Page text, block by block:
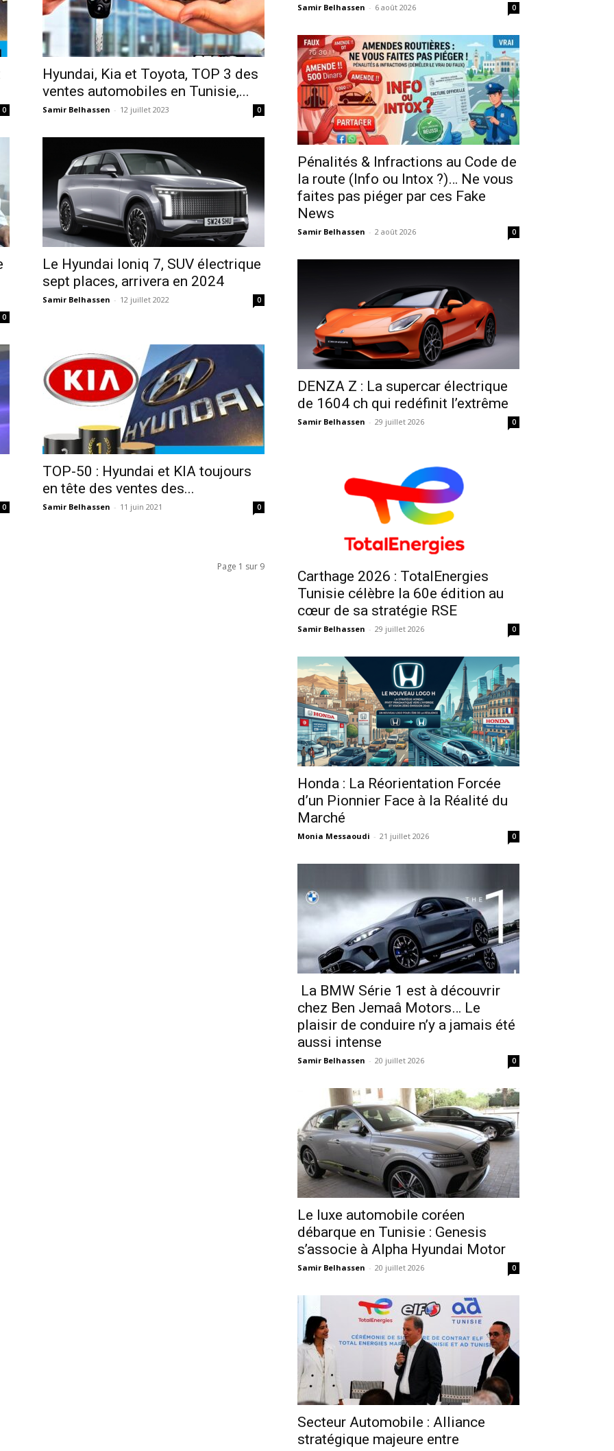
0
Hyundai, Kia et Toyota, TOP 3 des
ventes automobiles en Tunisie,...
Samir Belhassen - 12 juillet 2023 0
0
Le Hyundai Ioniq 7, SUV électrique
sept places, arrivera en 2024
Samir Belhassen - 12 juillet 2022 0
0
TOP-50 : Hyundai et KIA toujours
en tête des ventes des...
Samir Belhassen - 11 juin 2021 0
Page 1 sur 9
Samir Belhassen - 6 août 2026 0
Pénalités & Infractions au Code de
la route (Info ou Intox ?)… Ne vous
faites pas piéger par ces Fake
News
Samir Belhassen - 2 août 2026 0
DENZA Z : La supercar électrique
de 1604 ch qui redéfinit l’extrême
Samir Belhassen - 29 juillet 2026 0
Carthage 2026 : TotalEnergies
Tunisie célèbre la 60e édition au
cœur de sa stratégie RSE
Samir Belhassen - 29 juillet 2026 0
Honda : La Réorientation Forcée
d’un Pionnier Face à la Réalité du
Marché
Monia Messaoudi - 21 juillet 2026 0
La BMW Série 1 est à découvrir
chez Ben Jemaâ Motors… Le
plaisir de conduire n’y a jamais été
aussi intense
Samir Belhassen - 20 juillet 2026 0
Le luxe automobile coréen
débarque en Tunisie : Genesis
s’associe à Alpha Hyundai Motor
Samir Belhassen - 20 juillet 2026 0
Secteur Automobile : Alliance
stratégique majeure entre